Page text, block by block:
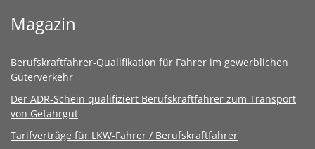
Magazin
Berufskraftfahrer-Qualifikation für Fahrer im gewerblichen
Güterverkehr
Der ADR-Schein qualifiziert Berufskraftfahrer zum Transport
von Gefahrgut
Tarifverträge für LKW-Fahrer / Berufskraftfahrer